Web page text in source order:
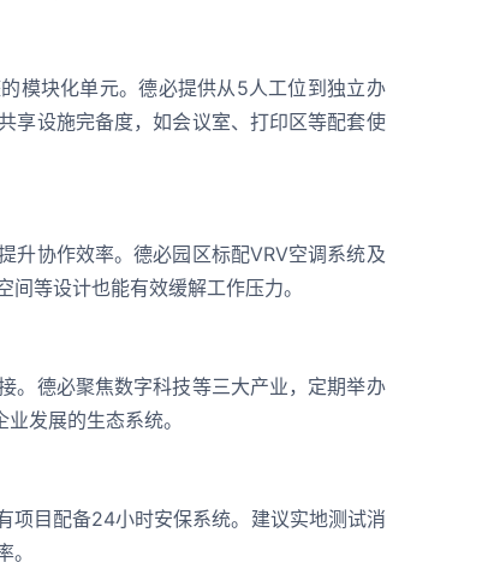
模块化单元。德必提供从5人工位到独立办
享设施完备度，如会议室、打印区等配套使
升协作效率。德必园区标配VRV空调系统及
等设计也能有效缓解工作压力。
。德必聚焦数字科技等三大产业，定期举办
发展的生态系统。
项目配备24小时安保系统。建议实地测试消